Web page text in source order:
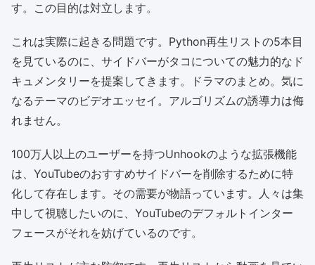
す。この目的は対立します。
これは実際に起きる問題です。Python再生リストの5本目
を見ているのに、サイドバーがタコについての魅力的なド
キュメンタリーを提案してきます。ドラマのまとめ。気に
なるテーマのビデオエッセイ。アルゴリズムの誘導力は侮
れません。
100万人以上のユーザーを持つUnhookのような拡張機能
は、YouTubeのおすすめサイドバーを削除するために特
化して存在します。その需要が物語っています。人々は集
中して視聴したいのに、YouTubeのデフォルトインター
フェースがそれを妨げているのです。